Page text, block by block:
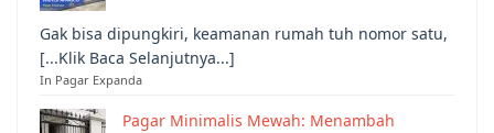
Gak bisa dipungkiri, keamanan rumah tuh nomor satu,
[...Klik Baca Selanjutnya...]
In Pagar Expanda
Pagar Minimalis Mewah: Menambah